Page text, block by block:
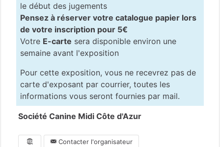
le début des jugements
Pensez à réserver votre catalogue papier lors
de votre inscription pour 5€
Votre E-carte sera disponible environ une
semaine avant l'exposition
Pour cette exposition, vous ne recevrez pas de
carte d'exposant par courrier, toutes les
informations vous seront fournies par mail.
Société Canine Midi Côte d'Azur
Contacter l'organisateur